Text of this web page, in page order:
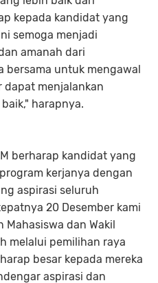
kepada kandidat yang
semoga menjadi
amanah dari
bersama untuk mengawal
menjalankan
harapnya.
berharap kandidat yang
kerjanya dengan
aspirasi seluruh
20 Desember kami
dan Wakil
melalui pemilihan raya
besar kepada mereka
aspirasi dan